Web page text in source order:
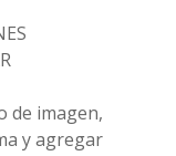
de imagen,
y agregar